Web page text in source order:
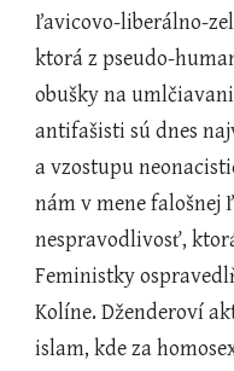
ľavicovo-liberálno-
ktorá z pseudo-
obušky na
antifašisti sú dnes
a vzostupu
nám v mene falošnej
nespravodlivosť,
Feministky
Kolíne. Dženderoví
islam, kde za